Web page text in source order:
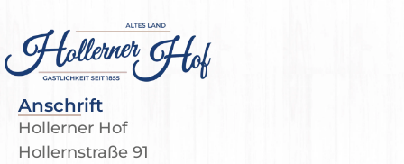
Anschrift
Hollerner Hof
Hollernstraße 91